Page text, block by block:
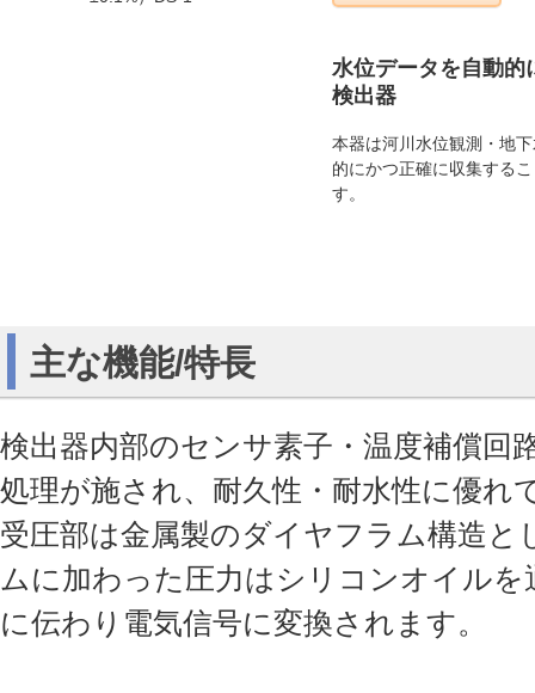
水位データを自動的
検出器
本器は河川水位観測・地
的にかつ正確に収集する
す。
主な機能/特長
検出器内部のセンサ素子・温度補償回
処理が施され、耐久性・耐水性に優れ
受圧部は金属製のダイヤフラム構造と
ムに加わった圧力はシリコンオイルを
に伝わり電気信号に変換されます。